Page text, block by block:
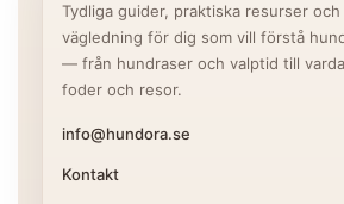
Tydliga guider, praktiska resurser och
vägledning för dig som vill förstå
— från hundraser och valptid till
foder och resor.
info@hundora.se
Kontakt